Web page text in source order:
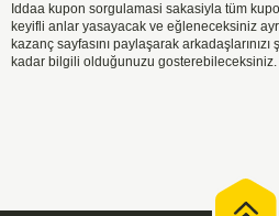
Iddaa kupon sorgulamasi sakasiyla tüm
keyifli anlar yasayacak ve eğleneceksiniz
kazanç sayfasını paylaşarak
kadar bilgili olduğunuzu gosterebileceksiniz.